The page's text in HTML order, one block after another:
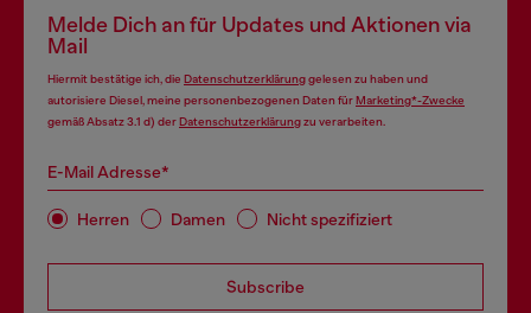
Melde Dich an für Updates und Aktionen via
Mail
Hiermit bestätige ich, die Datenschutzerklärunggelesen zu haben und
autorisiere Diesel, meine personenbezogenen Daten fürMarketing*-Zwecke
gemäß Absatz 3.1 d) derDatenschutzerklärungzu verarbeiten.
E-Mail Adresse*
Herren Damen Nicht spezifiziert
Subscribe